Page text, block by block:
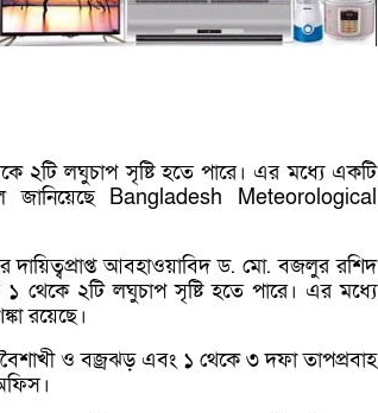
২টি লঘুচাপ সৃষ্টি হতে পারে। এর মধ্যে একটি
জানিয়েছে Bangladesh Meteorological
দায়িত্বপ্রাপ্ত আবহাওয়াবিদ ড. মো. বজলুর রশিদ
থেকে ২টি লঘুচাপ সৃষ্টি হতে পারে। এর মধ্যে
রয়েছে।
ও বজ্রঝড় এবং ১ থেকে ৩ দফা তাপপ্রবাহ